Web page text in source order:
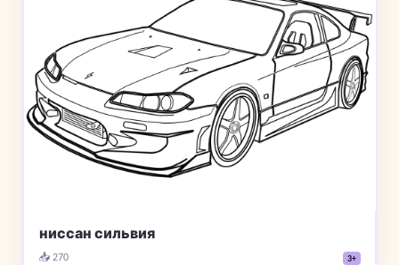
ниссан сильвия
📥 270 3+